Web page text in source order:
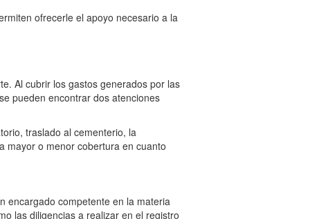
ofrecerle el apoyo necesario a la
Al cubrir los gastos generados por las
pueden encontrar dos atenciones
traslado al cementerio, la
mayor o menor cobertura en cuanto
encargado competente en la materia
las diligencias a realizar en el registro